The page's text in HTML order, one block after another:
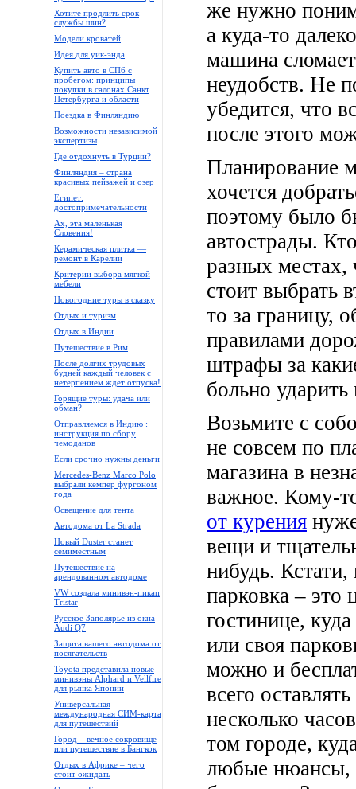
Хотите продлить срок
службы шин?
Модели кроватей
Идея для уик-энда
Купить авто в СПб с
пробегом: принципы
покупки в салонах Санкт
Петербурга и области
Поездка в Финляндию
Возможности независимой
экспертизы
Где отдохнуть в Турции?
Финляндия – страна
красивых пейзажей и озер
Египет:
достопримечательности
Ах, эта маленькая
Словения!
Керамическая плитка —
ремонт в Карелии
Критерии выбора мягкой
мебели
Новогодние туры в сказку
Отдых и туризм
Отдых в Индии
Путешествие в Рим
После долгих трудовых
будней каждый человек с
нетерпением ждет отпуска!
Горящие туры: удача или
обман?
Отправляемся в Индию :
инструкция по сбору
чемоданов
Если срочно нужны деньги
Mercedes-Benz Marco Polo
выбрали кемпер фургоном
года
Освещение для тента
Автодома от La Strada
Новый Duster станет
семиместным
Путешествие на
арендованном автодоме
VW создала минивэн-пикап
Tristar
Русское Заполярье из окна
Audi Q7
Защита вашего автодома от
посягательств
Toyota представила новые
минивэны Alphard и Vellfire
для рынка Японии
Универсальная
международная СИМ-карта
для путешествий
Город – вечное сокровище
или путешествие в Бангкок
Отдых в Африке – чего
стоит ожидать
же нужно
а куда-то
машина
неудобств. Не
убедится, что
после этого
Планирование
хочется
поэтому было
автострады.
разных местах,
стоит выбрать
то за границу,
правилами
штрафы за
больно
Возьмите с
не совсем по
магазина в
важное. Кому-
от курения
вещи и
нибудь.
парковка – это
гостинице,
или своя
можно и
всего
несколько
том городе,
любые нюансы,